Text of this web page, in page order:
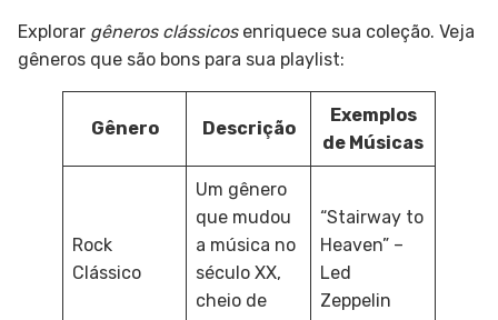
Explorar gêneros clássicosenriquece sua coleção. Veja
gêneros que são bons para sua playlist:
Gênero Descrição
Exemplos
de Músicas
Rock
Clássico
Um gênero
que mudou
a música no
século XX,
cheio de
“Stairway to
Heaven” –
Led
Zeppelin